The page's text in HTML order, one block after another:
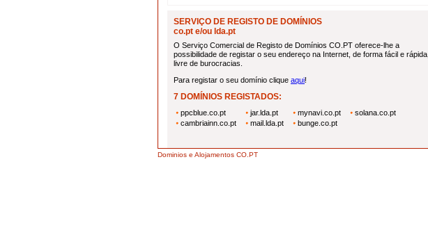
SERVIÇO DE REGISTO DE DOMÍNIOS
co.pt e/ou lda.pt
O Serviço Comercial de Registo de Domínios CO.PT oferece-lhe a
possibilidade de registar o seu endereço na Internet, de forma fácil e rápida,
livre de burocracias.
Para registar o seu domínio clique aqui!
7 DOMÍNIOS REGISTADOS:
ppcblue.co.pt jar.lda.pt mynavi.co.pt
solana.co.pt
cambriainn.co.pt
mail.lda.pt bunge.co.pt
Dominios e Alojamentos CO.PT